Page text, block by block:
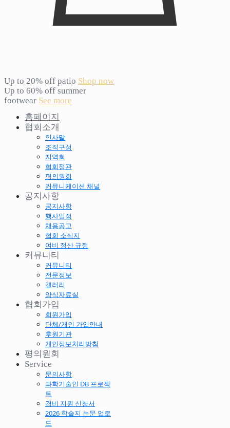
Up to 20% off patio Shop now
Up to 60% off summer
footwear See more
홈페이지
협회소개
인사말
조직구성
지역회
협회정관
평의원회
커뮤니케이션 채널
공지사항
공지사항
행사일정
채용공고
협회 소식지
여비 정산 규정
커뮤니티
커뮤니티
전문정보
갤러리
양식자료실
협회가입
회원가입
단체/개인 가입안내
후원기관
개인정보처리방침
평의원회
Service
문의사항
과학기술인 DB 프로젝
트
경비 지원 신청서
2026 학술지 논문 업로
드